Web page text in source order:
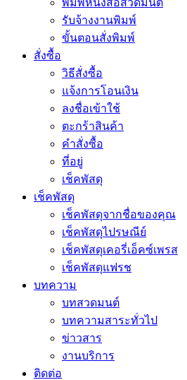
พิมพ์หนังสือสวดมนต์
รับจ้างงานพิมพ์
ขั้นตอนสั่งพิมพ์
สั่งซื้อ
วิธีสั่งซื้อ
แจ้งการโอนเงิน
ลงชื่อเข้าใช้
ตะกร้าสินค้า
คำสั่งซื้อ
ที่อยู่
เช็คพัสดุ
เช็คพัสดุ
เช็คพัสดุจากชื่อของคุณ
เช็คพัสดุไปรษณีย์
เช็คพัสดุเคอรี่เอ็คซ์เพรส
เช็คพัสดุแฟรช
บทความ
บทสวดมนต์
บทความสาระทั่วไป
ข่าวสาร
งานบริการ
ติดต่อ